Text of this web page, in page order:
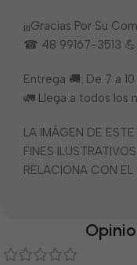
¡¡¡Gracias Por Su
☎ 48 99167-3513 💪
Entrega 🚚: De 7 a
🚛 Llega a todos los
LA IMÁGEN DE
FINES
RELACIONA CON